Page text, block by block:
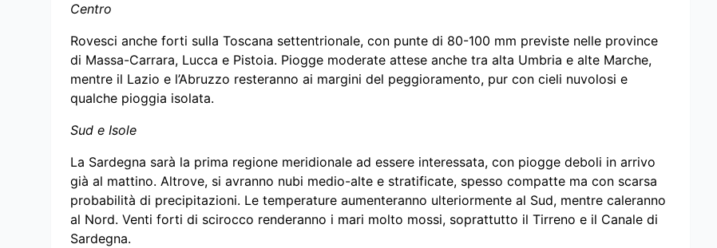
Centro
Rovesci anche forti sulla Toscana settentrionale, con punte di 80-100 mm previste nelle province
di Massa-Carrara, Lucca e Pistoia. Piogge moderate attese anche tra alta Umbria e alte Marche,
mentre il Lazio e l’Abruzzo resteranno ai margini del peggioramento, pur con cieli nuvolosi e
qualche pioggia isolata.
Sud e Isole
La Sardegna sarà la prima regione meridionale ad essere interessata, con piogge deboli in arrivo
già al mattino. Altrove, si avranno nubi medio-alte e stratificate, spesso compatte ma con scarsa
probabilità di precipitazioni. Le temperature aumenteranno ulteriormente al Sud, mentre caleranno
al Nord. Venti forti di scirocco renderanno i mari molto mossi, soprattutto il Tirreno e il Canale di
Sardegna.